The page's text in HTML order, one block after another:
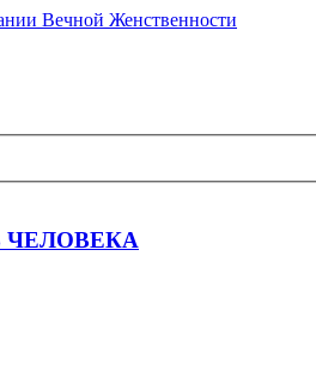
Вечной Женственности
ЧЕЛОВЕКА